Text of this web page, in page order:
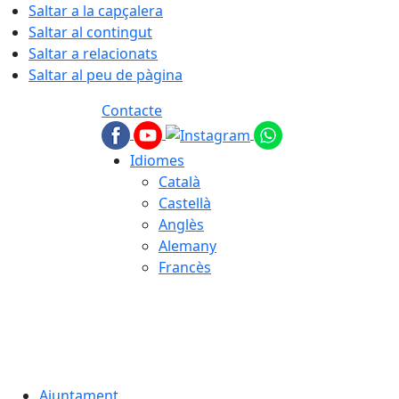
Saltar a la capçalera
Saltar al contingut
Saltar a relacionats
Saltar al peu de pàgina
Contacte
Idiomes
Català
Castellà
Anglès
Alemany
Francès